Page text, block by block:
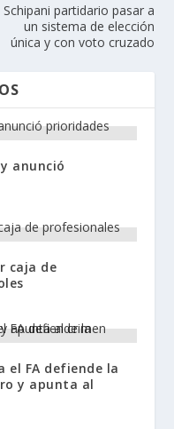
Schipani partidario pasar a
un sistema de elección
única y con voto cruzado
anunció
caja de
el FA defiende la
y apunta al